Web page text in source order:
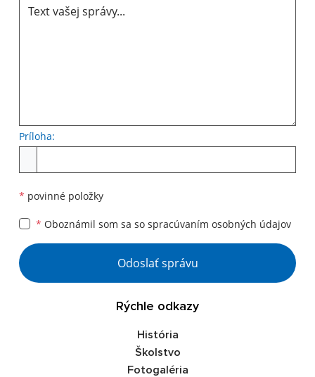
Príloha:
* povinné položky
* Oboznámil som sa so spracúvaním osobných údajov
Google reCaptcha Response
Odoslať správu
Rýchle odkazy
História
Školstvo
Fotogaléria